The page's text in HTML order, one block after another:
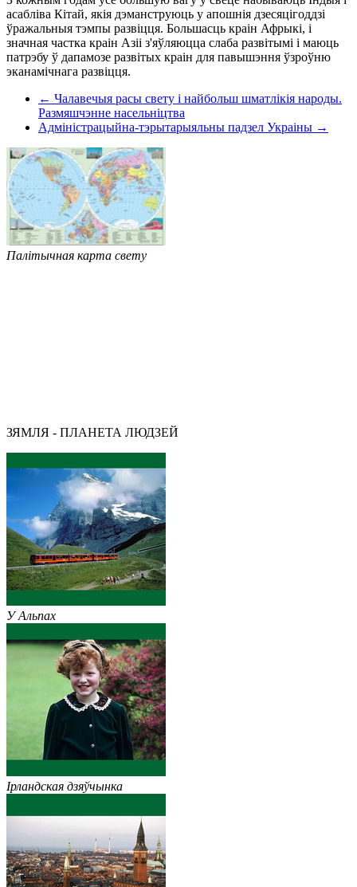
асабліва Кітай, якія дэманструюць у апошнія дзесяцігоддзі
ўражальныя тэмпы развіцця. Большасць краін Афрыкі, і
значная частка краін Азіі з'яўляюцца слаба развітымі і маюць
патрэбу ў дапамозе развітых краін для павышэння ўзроўню
эканамічнага развіцця.
← Чалавечыя расы свету і найбольш шматлікія народы.
Размяшчэнне насельніцтва
Адміністрацыйна-тэрытарыяльны падзел Украіны →
Палітычная карта свету
ЗЯМЛЯ - ПЛАНЕТА ЛЮДЗЕЙ
У Альпах
Ірландская дзяўчынка